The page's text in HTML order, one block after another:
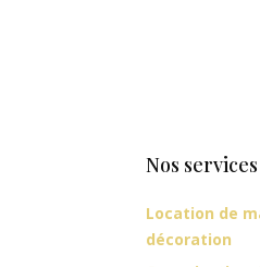
Nos services
Location de
décoration